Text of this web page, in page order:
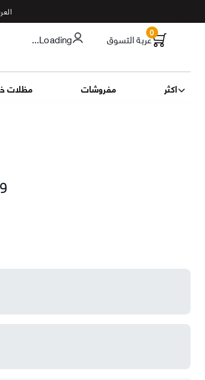
...Loading عربة التسوق0
مظلات مفروشات اكثر